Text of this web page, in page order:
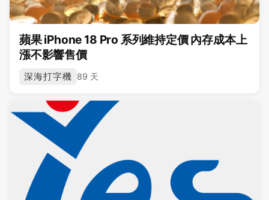
蘋果 iPhone 18 Pro 系列維持定價 內存成本上
漲不影響售價
深海打字機 89 天